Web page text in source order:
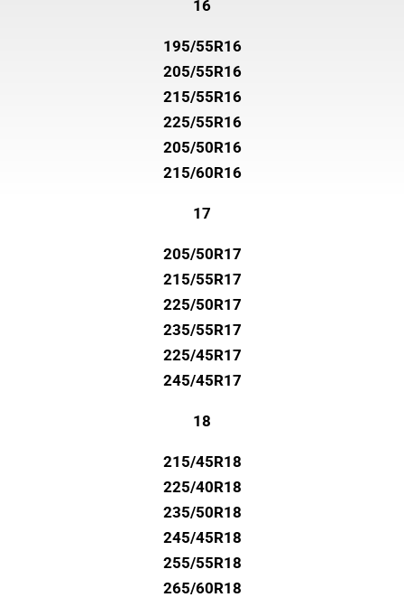
16
195/55R16
205/55R16
215/55R16
225/55R16
205/50R16
215/60R16
17
205/50R17
215/55R17
225/50R17
235/55R17
225/45R17
245/45R17
18
215/45R18
225/40R18
235/50R18
245/45R18
255/55R18
265/60R18